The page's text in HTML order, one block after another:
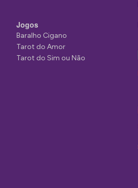
Jogos
Baralho Cigano
Tarot do Amor
Tarot do Sim ou Não